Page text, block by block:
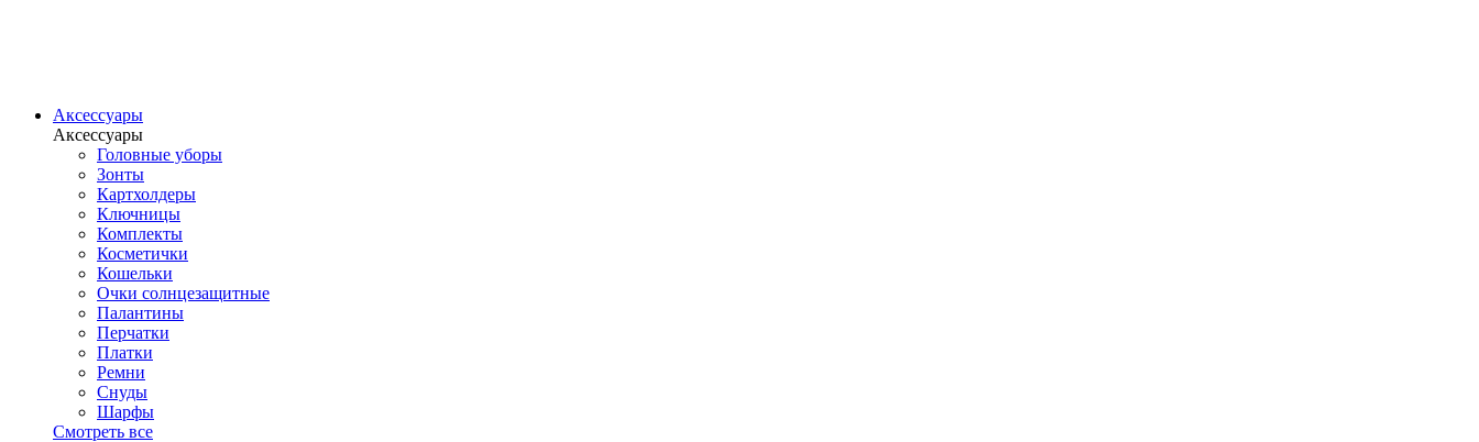
Аксессуары
Аксессуары
Головные уборы
Зонты
Картхолдеры
Ключницы
Комплекты
Косметички
Кошельки
Очки солнцезащитные
Палантины
Перчатки
Платки
Ремни
Снуды
Шарфы
Смотреть все